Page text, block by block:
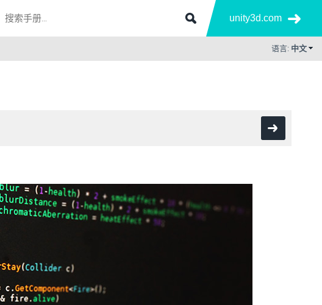
unity3d.com
语言: 中文